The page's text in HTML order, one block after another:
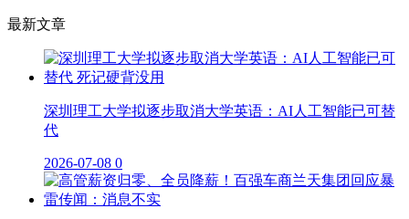
最新文章
深圳理工大学拟逐步取消大学英语：AI人工智能已可替
代
2026-07-08 0